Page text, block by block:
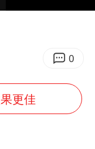
台州《告全体市民书》：非必要不外出
2026》歌王
0
更佳